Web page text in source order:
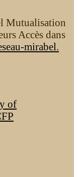
Mutualisation
Accès dans
mirabel.
of